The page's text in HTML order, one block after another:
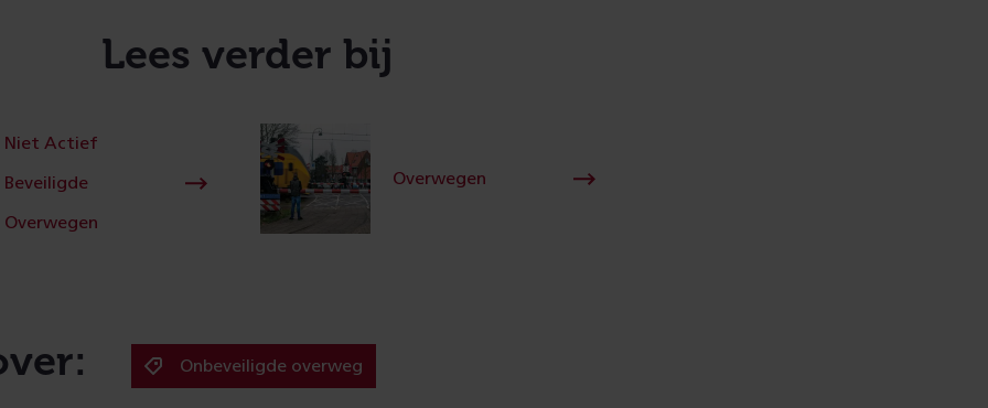
Lees verder bij
Niet Actief
Beveiligde
Overwegen
Overwegen
Onbeveiligde overweg